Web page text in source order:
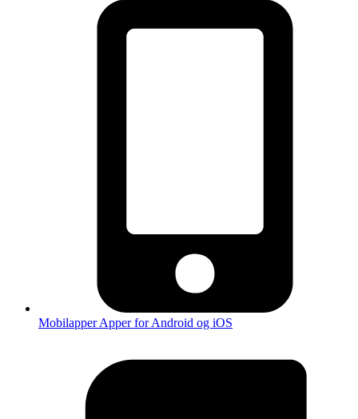
MobilapperApper for Android og iOS